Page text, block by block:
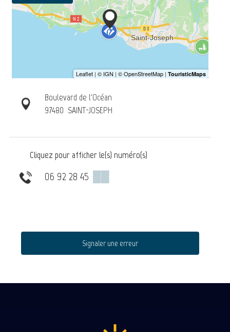
Boulevard de l'Océan
97480 SAINT-JOSEPH
Cliquez pour afficher le(s) numéro(s)
06 92 28 45 ▒▒
Signaler une erreur